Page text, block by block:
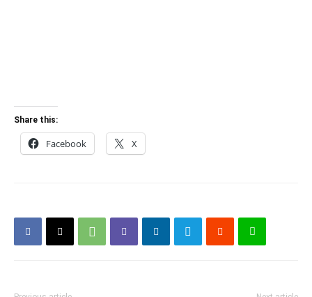
Share this:
Facebook X